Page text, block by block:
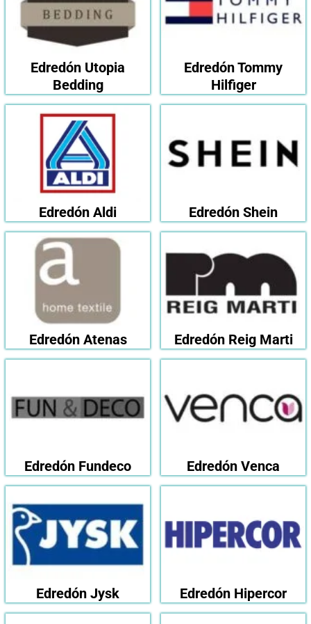
Edredón Utopia
Bedding
Edredón Tommy
Hilfiger
Edredón Aldi Edredón Shein
Edredón Atenas Edredón Reig Marti
Edredón Fundeco Edredón Venca
Edredón Jysk Edredón Hipercor